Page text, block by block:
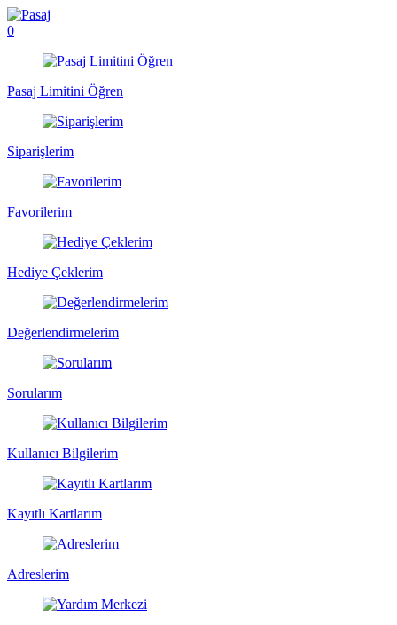
0
Pasaj Limitini Öğren
Siparişlerim
Favorilerim
Hediye Çeklerim
Değerlendirmelerim
Sorularım
Kullanıcı Bilgilerim
Kayıtlı Kartlarım
Adreslerim